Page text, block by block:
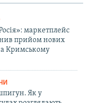
маркетплейс
прийом нових
Кримському
Як у